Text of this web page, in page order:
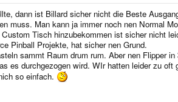
dann ist Billard sicher nicht die Beste
muss. Man kann ja immer noch nen Normal
Tisch hinzubekommen ist sicher nicht
Pinball Projekte, hat sicher nen Grund.
sammt Raum drum rum. Aber nen Flipper
es durchgezogen wird. WIr hatten leider zu
so einfach.